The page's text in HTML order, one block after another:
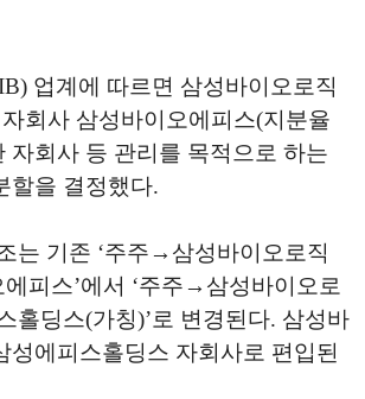
업계에 따르면 삼성바이오로직
회사 삼성바이오에피스(지분율
자회사 등 관리를 목적으로 하는
할을 결정했다.
는 기존 ‘주주→삼성바이오로직
피스’에서 ‘주주→삼성바이오로
홀딩스(가칭)’로 변경된다. 삼성바
성에피스홀딩스 자회사로 편입된